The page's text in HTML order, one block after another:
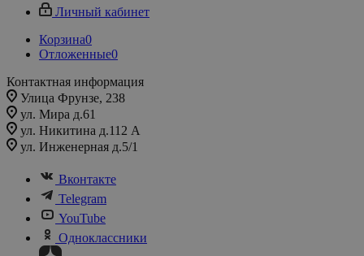
Личный кабинет
Корзина0
Отложенные0
Контактная информация
Улица Фрунзе, 238​
ул. Мира д.61
ул. Никитина д.112 А
ул. Инженерная д.5/1
Вконтакте
Telegram
YouTube
Одноклассники